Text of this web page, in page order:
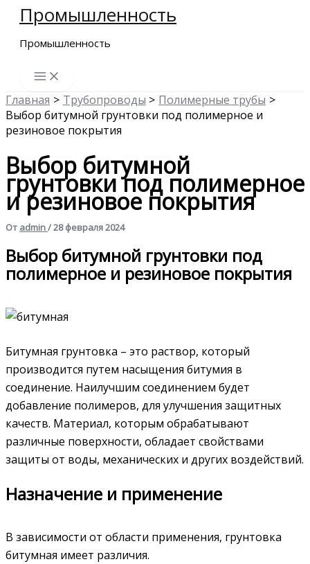
Перейти
содержимому
Промышленность
Промышленность
Главная Трубопроводы
Полимерные трубы
Выбор битумной грунтовки под полимерное и
резиновое покрытия
Выбор битумной
грунтовки под полимерное
и резиновое покрытия
От admin/28 февраля 2024
Выбор битумной грунтовки под
полимерное и резиновое покрытия
Битумная грунтовка – это раствор, который
производится путем насыщения битумия в
соединение. Наилучшим соединением будет
добавление полимеров, для улучшения защитных
качеств. Материал, которым обрабатывают
различные поверхности, обладает свойствами
защиты от воды, механических и других воздействий.
Назначение и применение
В зависимости от области применения, грунтовка
битумная имеет различия.